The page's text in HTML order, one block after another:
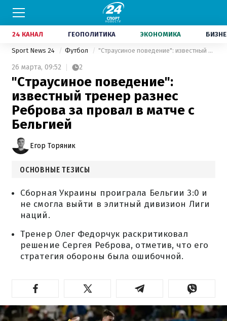
24 КАНАЛ ГЕОПОЛИТИКА ЭКОНОМИКА
Sport News 24 Футбол "Страусиное поведение": известный тренер разнес Реброва за провал в матче с Бельгией
26 марта, 09:52 2
"Страусиное поведение":
известный тренер разнес
Реброва за провал в матче с
Бельгией
Егор Торяник
ОСНОВНЫЕ ТЕЗИСЫ
Сборная Украины проиграла Бельгии 3:0 и
не смогла выйти в элитный дивизион Лиги
наций.
Тренер Олег Федорчук раскритиковал
решение Сергея Реброва, отметив, что его
стратегия обороны была ошибочной.